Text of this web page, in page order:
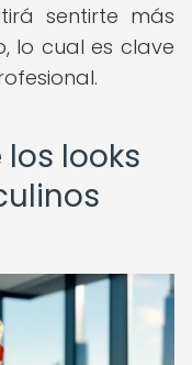
sentirte más
lo cual es clave
looks